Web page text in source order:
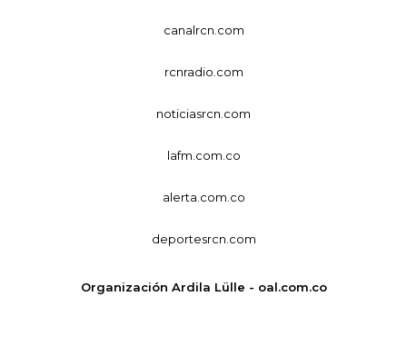
canalrcn.com
rcnradio.com
noticiasrcn.com
lafm.com.co
alerta.com.co
deportesrcn.com
Organización Ardila Lülle - oal.com.co